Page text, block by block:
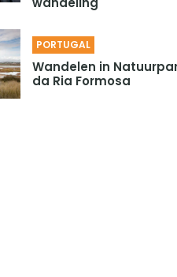
PORTUGAL
Wandelen in
da Ria Formosa